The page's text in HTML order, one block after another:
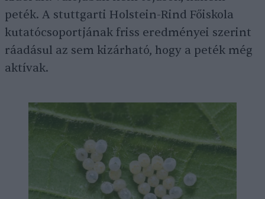
peték. A stuttgarti Holstein-Rind Főiskola
kutatócsoportjának friss eredményei szerint
ráadásul az sem kizárható, hogy a peték még
aktívak.